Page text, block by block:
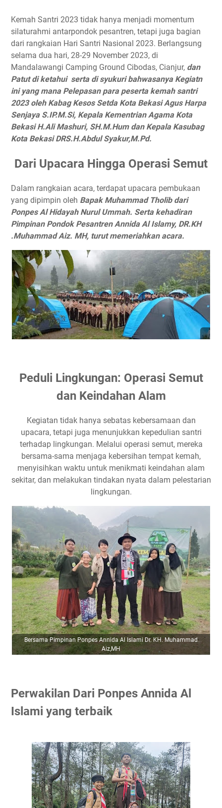
Kemah Santri 2023 tidak hanya menjadi momentum
silaturahmi antarpondok pesantren, tetapi juga bagian
dari rangkaian Hari Santri Nasional 2023. Berlangsung
selama dua hari, 28-29 November 2023, di
Mandalawangi Camping Ground Cibodas, Cianjur, dan
Patut di ketahui serta di syukuri bahwasanya Kegiatn
ini yang mana Pelepasan para peserta kemah santri
2023 oleh Kabag Kesos Setda Kota Bekasi Agus Harpa
Senjaya S.IP.M.Si, Kepala Kementrian Agama Kota
Bekasi H.Ali Mashuri, SH.M.Hum dan Kepala Kasubag
Kota Bekasi DRS.H.Abdul Syakur,M.Pd.
Dari Upacara Hingga Operasi Semut
Dalam rangkaian acara, terdapat upacara pembukaan
yang dipimpin oleh Bapak Muhammad Tholib dari
Ponpes Al Hidayah Nurul Ummah. Serta kehadiran
Pimpinan Pondok Pesantren Annida Al Islamy, DR.KH
.Muhammad Aiz. MH, turut memeriahkan acara.
Peduli Lingkungan: Operasi Semut
dan Keindahan Alam
Kegiatan tidak hanya sebatas kebersamaan dan
upacara, tetapi juga menunjukkan kepedulian santri
terhadap lingkungan. Melalui operasi semut, mereka
bersama-sama menjaga kebersihan tempat kemah,
menyisihkan waktu untuk menikmati keindahan alam
sekitar, dan melakukan tindakan nyata dalam pelestarian
lingkungan.
Bersama Pimpinan Ponpes Annida Al Islami Dr. KH. Muhammad
Aiz,MH
Perwakilan Dari Ponpes Annida Al
Islami yang terbaik